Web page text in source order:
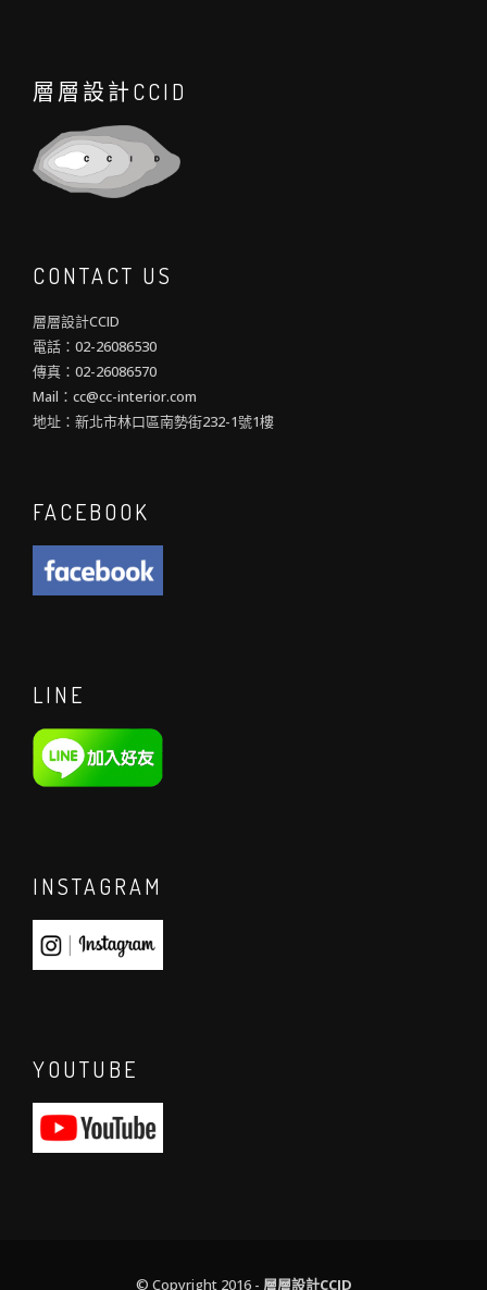
層層設計CCID
CONTACT US
層層設計CCID
電話：02-26086530
傳真：02-26086570
Mail：cc@cc-interior.com
地址：新北市林口區南勢街232-1號1樓
FACEBOOK
LINE
INSTAGRAM
YOUTUBE
© Copyright 2016 - 層層設計CCID